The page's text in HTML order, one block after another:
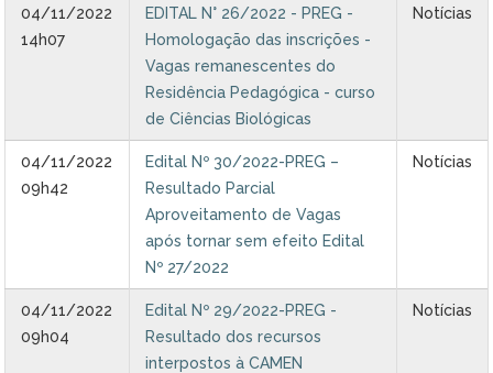
04/11/2022
14h07
EDITAL N° 26/2022 - PREG -
Homologação das inscrições -
Vagas remanescentes do
Residência Pedagógica - curso
de Ciências Biológicas
Notícias
04/11/2022
09h42
Edital Nº 30/2022-PREG –
Resultado Parcial
Aproveitamento de Vagas
após tornar sem efeito Edital
Nº 27/2022
Notícias
04/11/2022
09h04
Edital Nº 29/2022-PREG -
Resultado dos recursos
interpostos à CAMEN
Notícias